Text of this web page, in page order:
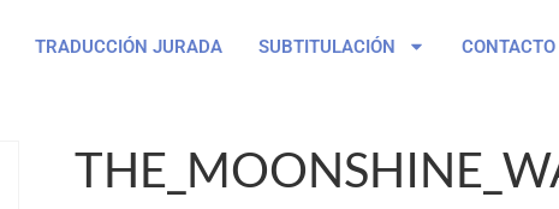
TRADUCCIÓN JURADA SUBTITULACIÓN CONTACTO